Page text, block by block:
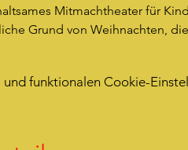
Mitmachtheater für
Grund von Weihnachten,
funktionalen Cookie-